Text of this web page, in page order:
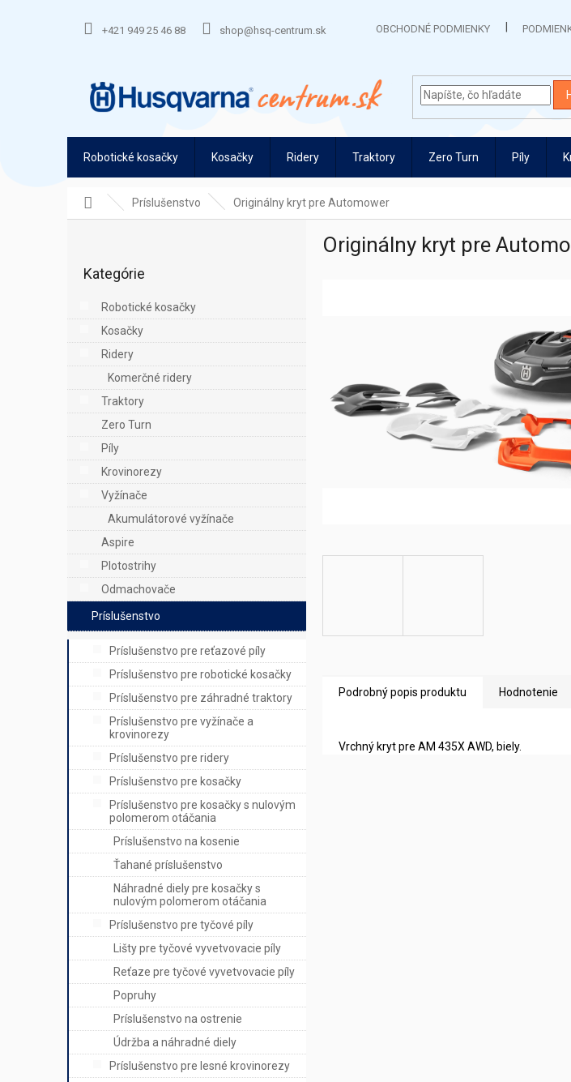
+421 949 25 46 88 shop@hsq-centrum.sk OBCHODNÉ PODMIENKY
Robotické kosačky Kosačky Ridery Traktory Zero Turn Píly
DomovPríslušenstvo Originálny kryt pre Automower
p
e
l
kategórie
Kategórie
Robotické kosačky
Kosačky
Ridery
Komerčné ridery
Traktory
Zero Turn
Píly
Krovinorezy
Vyžínače
Akumulátorové vyžínače
Aspire
Plotostrihy
Odmachovače
Príslušenstvo
Príslušenstvo pre reťazové píly
Príslušenstvo pre robotické kosačky
Príslušenstvo pre záhradné traktory
Príslušenstvo pre vyžínače a
krovinorezy
Príslušenstvo pre ridery
Príslušenstvo pre kosačky
Príslušenstvo pre kosačky s nulovým
polomerom otáčania
Príslušenstvo na kosenie
Ťahané príslušenstvo
Náhradné diely pre kosačky s
nulovým polomerom otáčania
Príslušenstvo pre tyčové píly
Lišty pre tyčové vyvetvovacie píly
Reťaze pre tyčové vyvetvovacie píly
Popruhy
Príslušenstvo na ostrenie
Údržba a náhradné diely
Príslušenstvo pre lesné krovinorezy
Originálny kryt pre
Podrobný popis produktu Hodnotenie
Vrchný kryt pre AM 435X AWD, biely.